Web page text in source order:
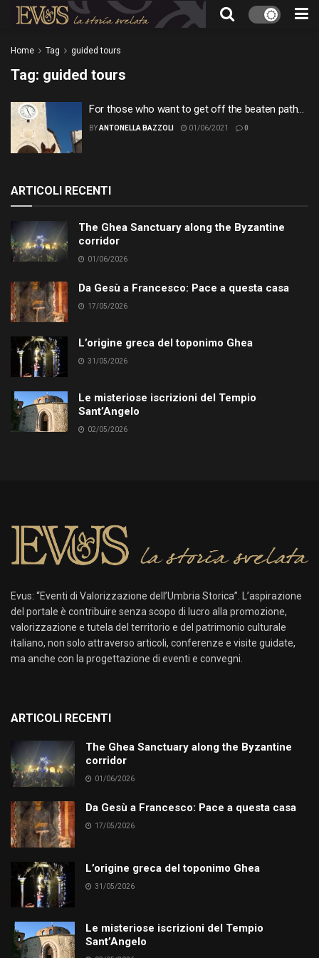
Home Tag guided tours
Tag: guided tours
For those who want to get off the beaten path…
BYANTONELLA BAZZOLI 01/06/2021 0
ARTICOLI RECENTI
The Ghea Sanctuary along the Byzantine
corridor
01/06/2026
Da Gesù a Francesco: Pace a questa casa
17/05/2026
L’origine greca del toponimo Ghea
31/05/2026
Le misteriose iscrizioni del Tempio
Sant’Angelo
02/05/2026
Evus: “Eventi di Valorizzazione dell’Umbria Storica”. L’aspirazione
del portale è contribuire senza scopo di lucro alla promozione,
valorizzazione e tutela del territorio e del patrimonio culturale
italiano, non solo attraverso articoli, conferenze e visite guidate,
ma anche con la progettazione di eventi e convegni.
ARTICOLI RECENTI
The Ghea Sanctuary along the Byzantine
corridor
01/06/2026
Da Gesù a Francesco: Pace a questa casa
17/05/2026
L’origine greca del toponimo Ghea
31/05/2026
Le misteriose iscrizioni del Tempio
Sant’Angelo